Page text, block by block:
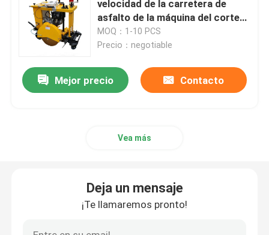
Máquina del corte de carreteras
Camión del transporte del saneamiento
Generador diesel del gas natural del inversor
Torre ligera móvil
velocidad de la carretera de
asfalto de la máquina del corte
de carreteras 18HP
MOQ：1-10 PCS
Precio：negotiable
Mejor precio Contacto
Vea más
Deja un mensaje
¡Te llamaremos pronto!